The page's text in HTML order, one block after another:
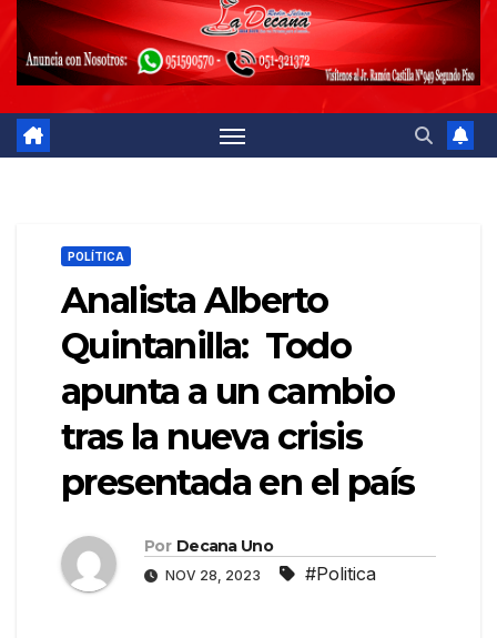
POLÍTICA
Analista Alberto
Quintanilla: Todo
apunta a un cambio
tras la nueva crisis
presentada en el país
Por Decana Uno
NOV 28, 2023 #Politica